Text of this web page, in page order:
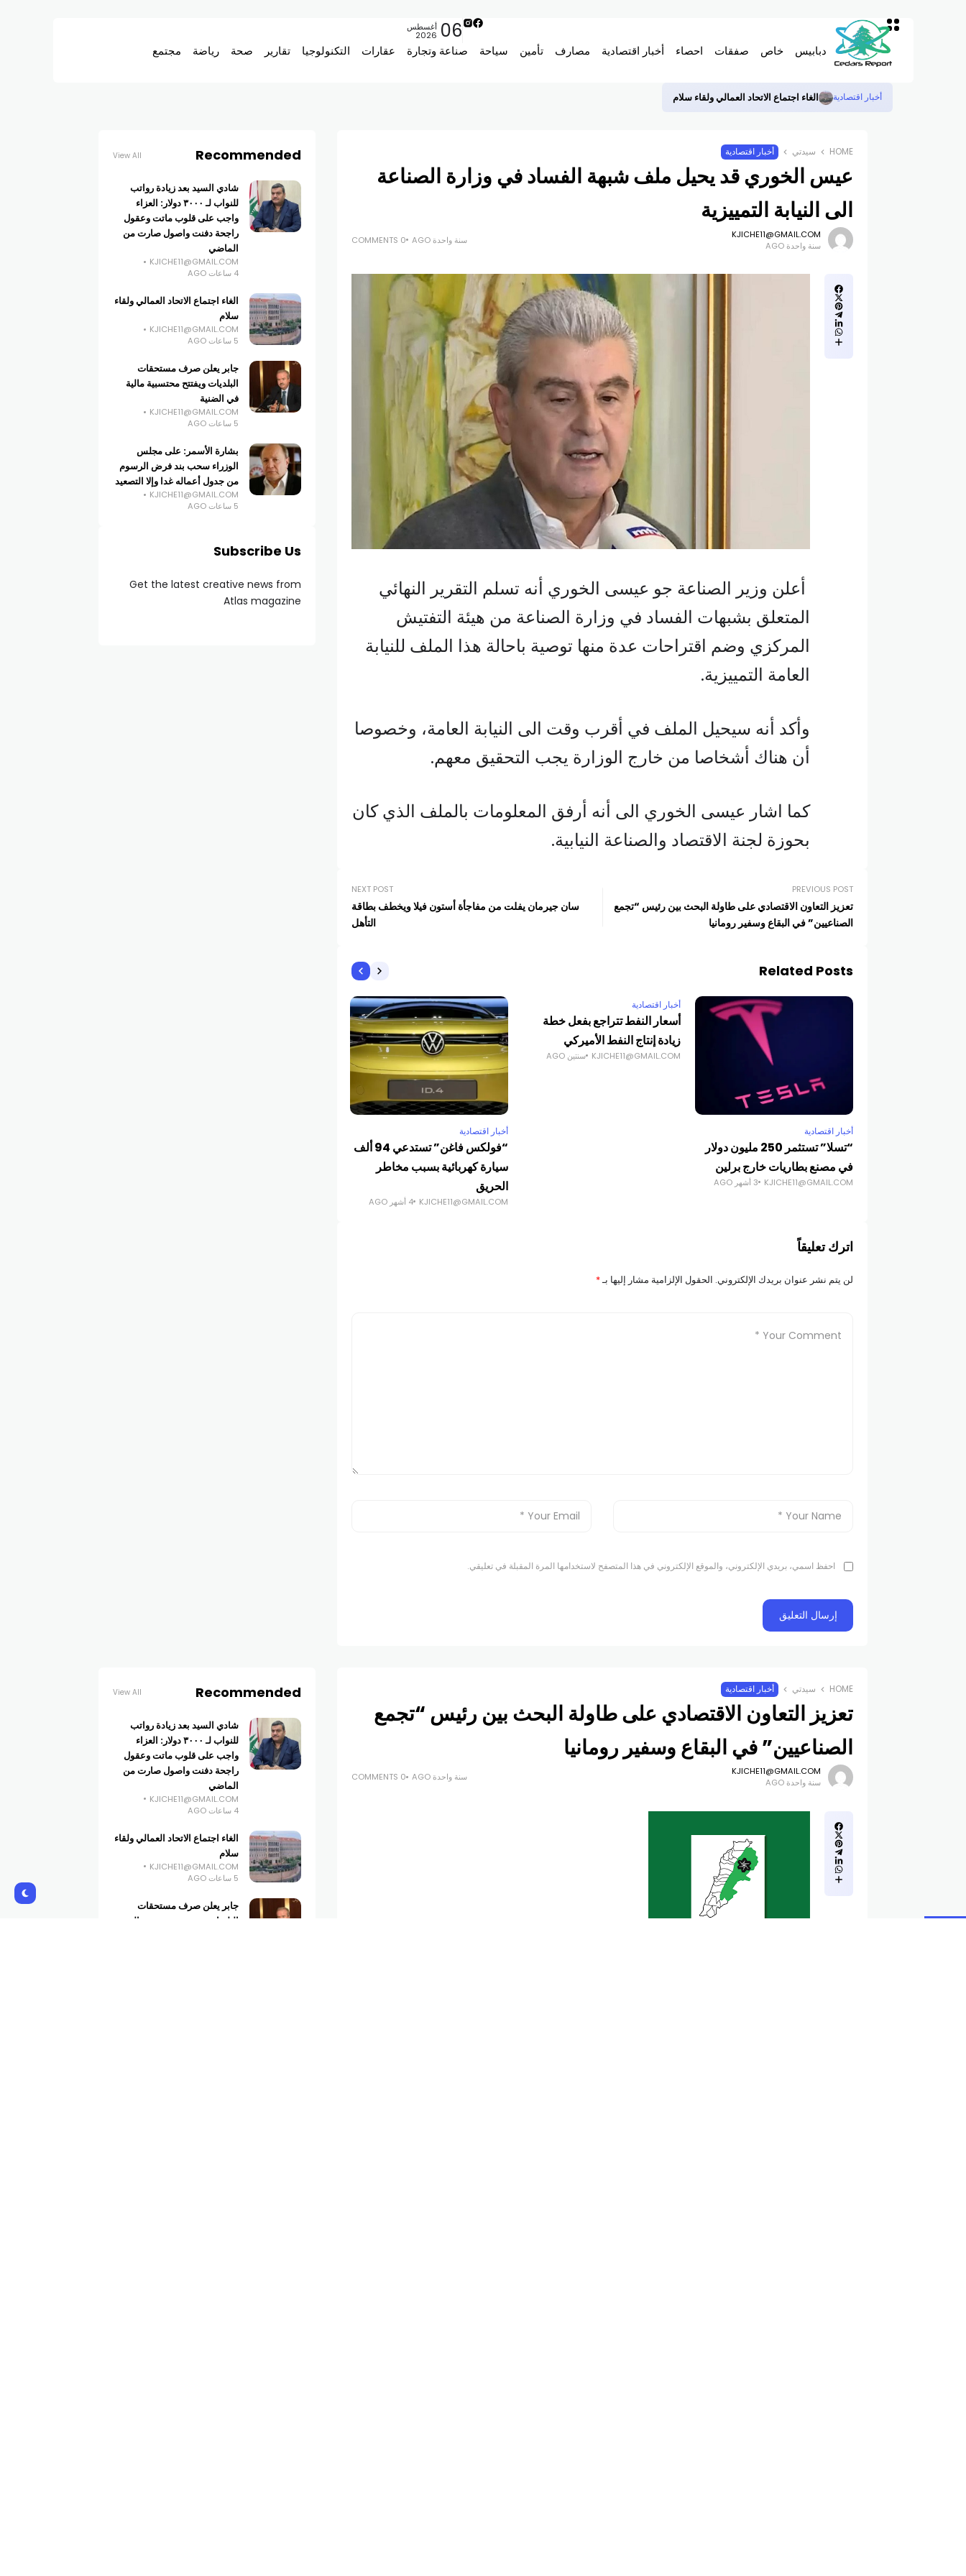
دبابيس خاص صفقات احصاء أخبار اقتصادية مصارف تأمين سياحة صناعة وتجارة عقارات التكنولوجيا تقارير صحة رياضة مجتمع
06 أغسطس
2026
أخبار اقتصادية الغاء اجتماع الاتحاد العمالي ولقاء سلام
HOME سيدتي أخبار اقتصادية
عيس الخوري قد يحيل ملف شبهة الفساد في وزارة الصناعة
الى النيابة التمييزية
KJICHE11@GMAIL.COM
سنة واحدة AGO
سنة واحدة AGO 0 COMMENTS
أعلن وزير الصناعة جو عيسى الخوري أنه تسلم التقرير النهائي
المتعلق بشبهات الفساد في وزارة الصناعة من هيئة التفتيش
المركزي وضم اقتراحات عدة منها توصية باحالة هذا الملف للنيابة
العامة التمييزية.
وأكد أنه سيحيل الملف في أقرب وقت الى النيابة العامة، وخصوصا
أن هناك أشخاصا من خارج الوزارة يجب التحقيق معهم.
كما اشار عيسى الخوري الى أنه أرفق المعلومات بالملف الذي كان
بحوزة لجنة الاقتصاد والصناعة النيابية.
PREVIOUS POST
تعزيز التعاون الاقتصادي على طاولة البحث بين رئيس “تجمع
الصناعيين” في البقاع وسفير رومانيا
NEXT POST
سان جيرمان يفلت من مفاجأة أستون فيلا ويخطف بطاقة
التأهل
Related Posts
أخبار اقتصادية
“تسلا” تستثمر 250 مليون دولار
في مصنع بطاريات خارج برلين
KJICHE11@GMAIL.COM 3 أشهر AGO
أخبار اقتصادية
أسعار النفط تتراجع بفعل خطة
زيادة إنتاج النفط الأميركي
KJICHE11@GMAIL.COM سنتين AGO
أخبار اقتصادية
“فولكس فاغن” تستدعي 94 ألف
سيارة كهربائية بسبب مخاطر
الحريق
KJICHE11@GMAIL.COM 4 أشهر AGO
اترك تعليقاً
لن يتم نشر عنوان بريدك الإلكتروني. الحقول الإلزامية مشار إليها بـ*
احفظ اسمي، بريدي الإلكتروني، والموقع الإلكتروني في هذا المتصفح لاستخدامها المرة المقبلة في تعليقي.
Recommended
View All
شادي السيد بعد زيادة رواتب
للنواب لـ ٣٠٠٠ دولار: العزاء
واجب على قلوب ماتت وعقول
راجحة دفنت واصول صارت من
الماضي
KJICHE11@GMAIL.COM
4 ساعات AGO
الغاء اجتماع الاتحاد العمالي ولقاء
سلام
KJICHE11@GMAIL.COM
5 ساعات AGO
جابر يعلن صرف مستحقات
البلديات ويفتتح محتسبية مالية
في الضنية
KJICHE11@GMAIL.COM
5 ساعات AGO
بشارة الأسمر: على مجلس
الوزراء سحب بند فرض الرسوم
من جدول أعماله غدا وإلا التصعيد
KJICHE11@GMAIL.COM
5 ساعات AGO
Subscribe Us
Get the latest creative news from
Atlas magazine
HOME سيدتي أخبار اقتصادية
تعزيز التعاون الاقتصادي على طاولة البحث بين رئيس “تجمع
الصناعيين” في البقاع وسفير رومانيا
KJICHE11@GMAIL.COM
سنة واحدة AGO
سنة واحدة AGO 0 COMMENTS
Recommended
View All
شادي السيد بعد زيادة رواتب
للنواب لـ ٣٠٠٠ دولار: العزاء
واجب على قلوب ماتت وعقول
راجحة دفنت واصول صارت من
الماضي
KJICHE11@GMAIL.COM
4 ساعات AGO
الغاء اجتماع الاتحاد العمالي ولقاء
سلام
KJICHE11@GMAIL.COM
5 ساعات AGO
جابر يعلن صرف مستحقات
البلديات ويفتتح محتسبية مالية